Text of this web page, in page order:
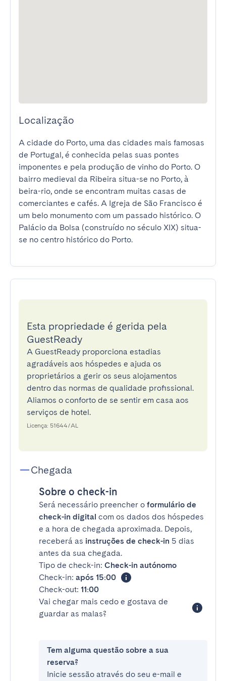
Localização
A cidade do Porto, uma das cidades mais famosas
de Portugal, é conhecida pelas suas pontes
imponentes e pela produção de vinho do Porto. O
bairro medieval da Ribeira situa-se no Porto, à
beira-rio, onde se encontram muitas casas de
comerciantes e cafés. A Igreja de São Francisco é
um belo monumento com um passado histórico. O
Palácio da Bolsa (construído no século XIX) situa-
se no centro histórico do Porto.
Esta propriedade é gerida pela
GuestReady
A GuestReady proporciona estadias
agradáveis aos hóspedes e ajuda os
proprietários a gerir os seus alojamentos
dentro das normas de qualidade profissional.
Aliamos o conforto de se sentir em casa aos
serviços de hotel.
Licença: 51644/AL
Chegada
Sobre o check-in
Será necessário preencher o formulário de
check-in digital com os dados dos hóspedes
e a hora de chegada aproximada. Depois,
receberá as instruções de check-in 5 dias
antes da sua chegada.
Tipo de check-in: Check-in autónomo
Check-in: após 15:00
Check-out: 11:00
Vai chegar mais cedo e gostava de
guardar as malas?
Tem alguma questão sobre a sua
reserva?
Inicie sessão através do seu e-mail e